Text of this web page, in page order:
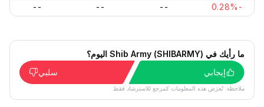
-0.28%
--
--
--
ما رأيك في Shib Army (SHIBARMY) اليوم؟
إيجابي
سلبي
ملاحظة: تُعرَض هذه المعلومات كمرجع للاسترشاد فقط.